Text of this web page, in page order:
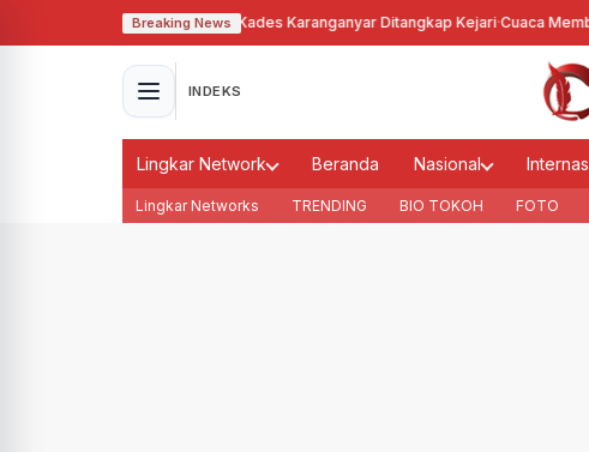
Breaking News
Tanah Bengkok, Kades Karanganyar Ditangkap Kejari· Cuaca
INDEKS
Lingkar Network Beranda Nasional
Lingkar Networks TRENDING BIO TOKOH FOTO